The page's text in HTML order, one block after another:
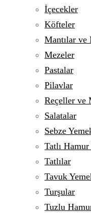
İçecekler
Köfteler
Mantılar ve
Mezeler
Pastalar
Pilavlar
Reçeller ve
Salatalar
Sebze
Tatlı
Tatlılar
Tavuk
Turşular
Tuzlu